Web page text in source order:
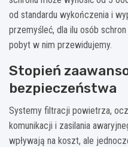
od standardu wykończenia i
przemyśleć, dla ilu osób
pobyt w nim przewidujemy.
Stopień
bezpieczeństwa
Systemy filtracji powietrza,
komunikacji i zasilania
wpływają na koszt, ale